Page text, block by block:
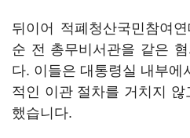
뒤이어 적폐청산국민참여
순 전 총무비서관을 같은
다. 이들은 대통령실 내부에
적인 이관 절차를 거치지 않
했습니다.